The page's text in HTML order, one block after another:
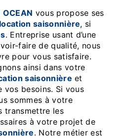
OCEAN vous propose ses
saisonnière, si
. Entreprise usant d’une
faire de qualité, nous
pour vous satisfaire.
ainsi dans votre
saisonnière et
vos besoins. Si vous
sommes à votre
transmettre les
à votre projet de
. Notre métier est